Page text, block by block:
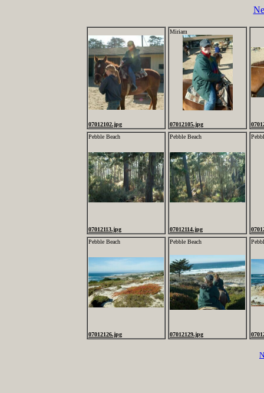
07012102.jpg
Miriam
07012105.jpg
Pebble Beach
07012113.jpg
Pebble Beach
07012114.jpg
Pebble Beach
07012126.jpg
Pebble Beach
07012129.jpg